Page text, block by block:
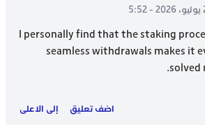
I personally find that the staking
seamless withdrawals makes it
solved
اضف تعليق إلى الاعلى